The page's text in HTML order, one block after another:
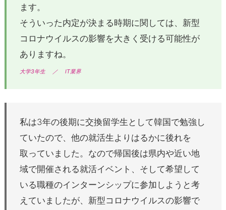
ます。
そういった内定が決まる時期に関しては、新型
コロナウイルスの影響を大きく受ける可能性が
ありますね。
大学3年生 ／ IT業界
私は3年の後期に交換留学生として韓国で勉強し
ていたので、他の就活生よりはるかに後れを
取っていました。なので帰国後は県内や近い地
域で開催される就活イベント、そして希望して
いる職種のインターンシップに参加しようと考
えていましたが、新型コロナウイルスの影響で